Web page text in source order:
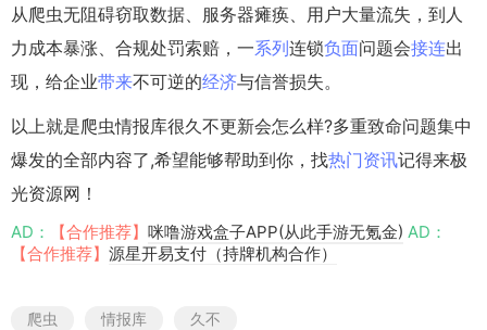
从爬虫无阻碍窃取数据、服务器瘫痪、用户大量流失，到人
力成本暴涨、合规处罚索赔，一系列连锁负面问题会接连出
现，给企业带来不可逆的经济与信誉损失。
以上就是爬虫情报库很久不更新会怎么样?多重致命问题集中
爆发的全部内容了,希望能够帮助到你，找热门资讯记得来极
光资源网！
AD： 【合作推荐】 咪噜游戏盒子APP(从此手游无氪金) AD：
【合作推荐】 源星开易支付（持牌机构合作）
爬虫 情报库 久不